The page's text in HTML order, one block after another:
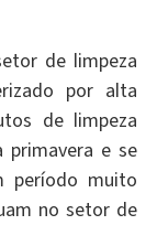
de limpeza
por alta
de limpeza
e se
período muito
no setor de